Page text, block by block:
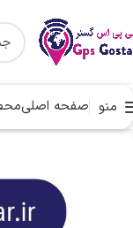
منو صفحه اصلی